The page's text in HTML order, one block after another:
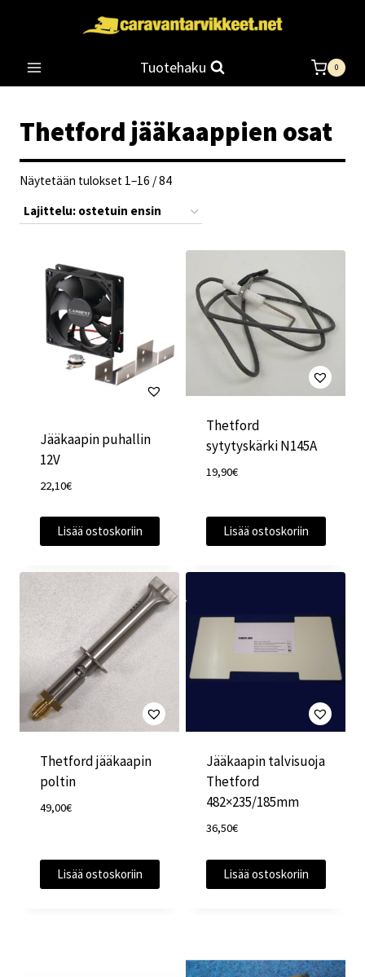
Tuotehaku 0
Thetford jääkaappien osat
Näytetään tulokset 1–16 / 84Suosituimmat
Jääkaapin puhallin
12V
22,10€
Lisää ostoskoriin
Thetford
sytytyskärki N145A
19,90€
Lisää ostoskoriin
Thetford jääkaapin
poltin
49,00€
Lisää ostoskoriin
Jääkaapin talvisuoja
Thetford
482×235/185mm
36,50€
Lisää ostoskoriin